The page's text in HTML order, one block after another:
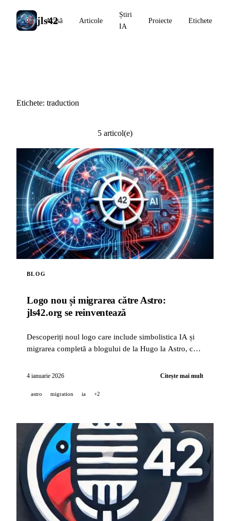
jls42
Acasă Articole
Știri
IA
Proiecte Etichete
Etichete: traduction
5 articol(e)
BLOG
Logo nou și migrarea către Astro:
jls42.org se reinventează
Descoperiți noul logo care include simbolistica IA și
migrarea completă a blogului de la Hugo la Astro, cu
4 ianuarie 2026 Citește mai mult
astro migration ia +2